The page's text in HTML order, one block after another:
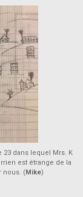
dans lequel Mrs. K
est étrange de la
nous. (Mike)